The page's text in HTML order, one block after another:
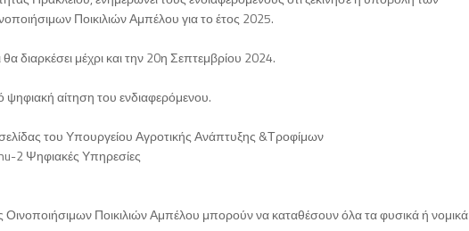
Ποικιλιών Αμπέλου για το έτος 2025.
διαρκέσει μέχρι και την 20η Σεπτεμβρίου 2024.
αίτηση του ενδιαφερόμενου.
του Υπουργείου Αγροτικής Ανάπτυξης &Τροφίμων
2 Ψηφιακές Υπηρεσίες
Ποικιλιών Αμπέλου μπορούν να καταθέσουν όλα τα φυσικά ή νομικά